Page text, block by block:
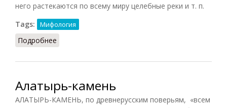
него растекаются по всему миру целебные реки и т. п.
Tags:
Мифология
Подробнее
Алатырь-камень
АЛАТЫРЬ-КАМЕНЬ, по древнерусским поверьям, «всем